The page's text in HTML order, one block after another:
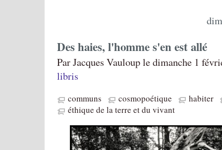
Des haies, l'homme s'en est allé
Par Jacques Vauloup le dimanche 1
libris
communs cosmopoétique
habiter
éthique de la terre et du vivant